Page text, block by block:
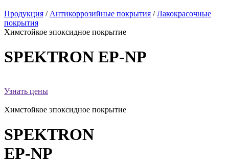
Продукция / Антикоррозийные покрытия /Лакокрасочные
покрытия
Химстойкое эпоксидное покрытие
SPEKTRON EP-NP
Узнать цены
Химстойкое эпоксидное покрытие
SPEKTRON
EP-NP